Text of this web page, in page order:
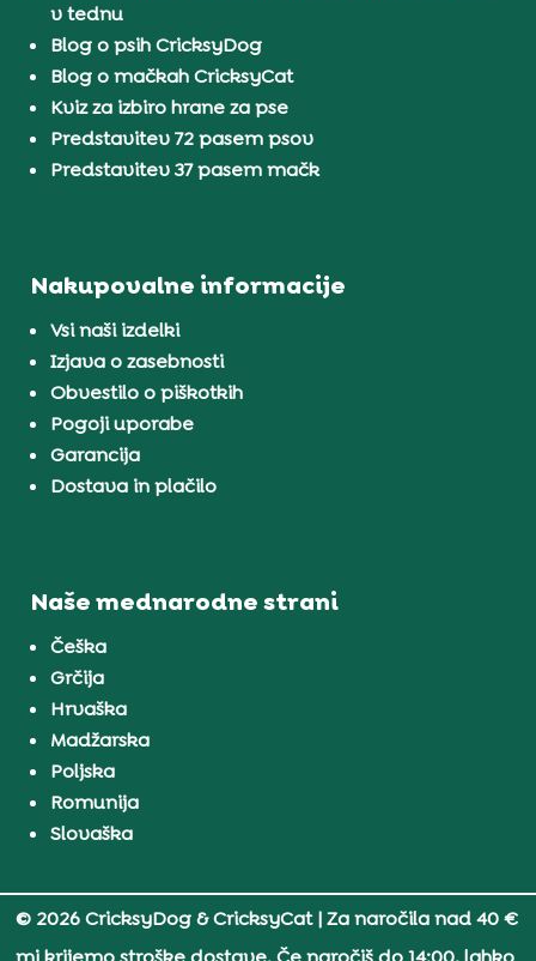
v tednu
Blog o psih CricksyDog
Blog o mačkah CricksyCat
Kviz za izbiro hrane za pse
Predstavitev 72 pasem psov
Predstavitev 37 pasem mačk
Nakupovalne informacije
Vsi naši izdelki
Izjava o zasebnosti
Obvestilo o piškotkih
Pogoji uporabe
Garancija
Dostava in plačilo
Naše mednarodne strani
Češka
Grčija
Hrvaška
Madžarska
Poljska
Romunija
Slovaška
© 2026 CricksyDog & CricksyCat| Za naročila nad 40 €